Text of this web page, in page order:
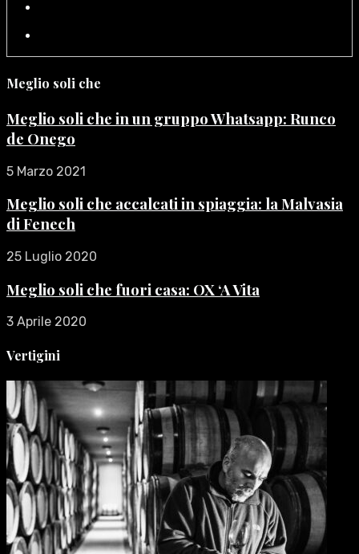
Meglio soli che
Meglio soli che in un gruppo Whatsapp: Runco
de Onego
5 Marzo 2021
Meglio soli che accalcati in spiaggia: la Malvasia
di Fenech
25 Luglio 2020
Meglio soli che fuori casa: OX ‘A Vita
3 Aprile 2020
Vertigini